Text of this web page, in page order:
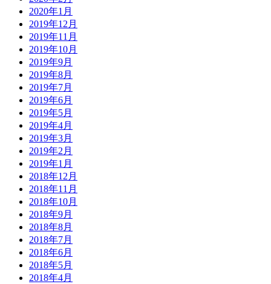
2020年1月
2019年12月
2019年11月
2019年10月
2019年9月
2019年8月
2019年7月
2019年6月
2019年5月
2019年4月
2019年3月
2019年2月
2019年1月
2018年12月
2018年11月
2018年10月
2018年9月
2018年8月
2018年7月
2018年6月
2018年5月
2018年4月